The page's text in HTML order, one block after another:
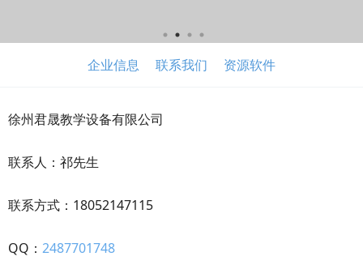
t
企业信息 联系我们 资源软件
徐州君晟教学设备有限公司
联系人：祁先生
联系方式：18052147115
QQ： 2487701748